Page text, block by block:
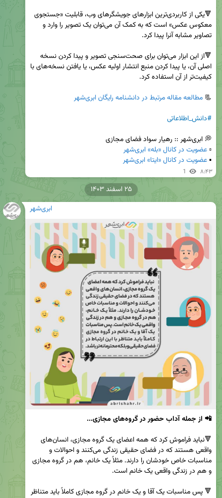
📃 مطالعه مقاله مرتبط در دانشنامه رایگان ابری‌شهر
#دانش_اطلاعاتی
▫️ عضویت در کانال «بله» ابری‌شهر
▪️ عضویت در کانال «ایتا» ابری‌شهر
1 ۸:۴۳
ابری‌شهر
📲 از جمله آداب حضور در گروه‌های مجازی...
۲۵ اسفند ۱۴۰۳